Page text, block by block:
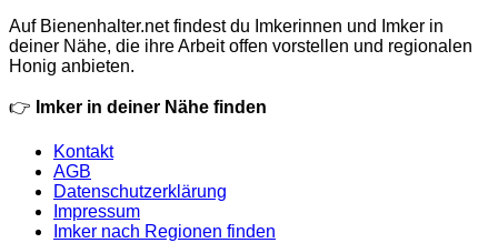
Auf Bienenhalter.net findest du Imkerinnen und Imker in
deiner Nähe, die ihre Arbeit offen vorstellen und regionalen
Honig anbieten.
👉 Imker in deiner Nähe finden
Kontakt
AGB
Datenschutzerklärung
Impressum
Imker nach Regionen finden